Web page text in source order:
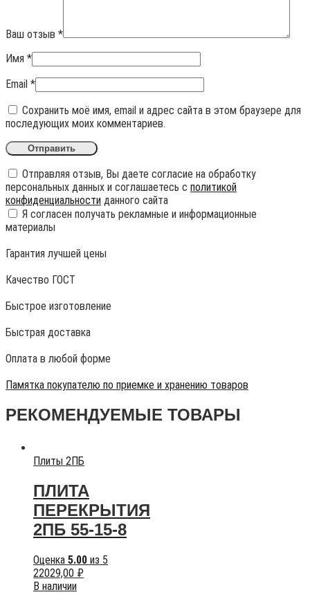
Ваш отзыв *
Имя *
Email *
Сохранить моё имя, email и адрес сайта в этом браузере для
последующих моих комментариев.
Отправляя отзыв, Вы даете согласие на обработку
персональных данных и соглашаетесь с политикой
конфиденциальности данного сайта
Я согласен получать рекламные и информационные
материалы
Гарантия лучшей цены
Качество ГОСТ
Быстрое изготовление
Быстрая доставка
Оплата в любой форме
Памятка покупателю по приемке и хранению товаров
РЕКОМЕНДУЕМЫЕ ТОВАРЫ
Плиты 2ПБ
ПЛИТА
ПЕРЕКРЫТИЯ
2ПБ 55-15-8
Оценка 5.00 из 5
22029,00 ₽
В наличии